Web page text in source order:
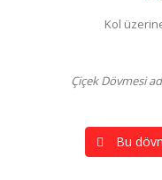
Kol
Çiçek Dövmesi
Bu